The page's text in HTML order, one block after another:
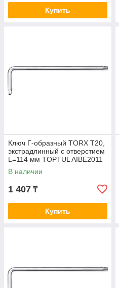
Купить
Ключ Г-образный TORX T20,
экстрадлинный с отверстием
L=114 мм TOPTUL AIBE2011
В наличии
1 407 ₸
Купить